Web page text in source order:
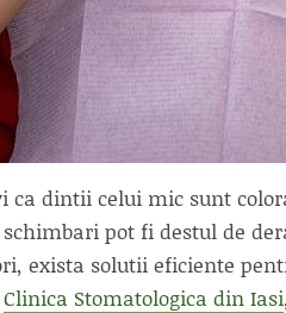
ca dintii celui mic sunt
schimbari pot fi destul de
exista solutii eficiente
Clinica Stomatologica din Iasi